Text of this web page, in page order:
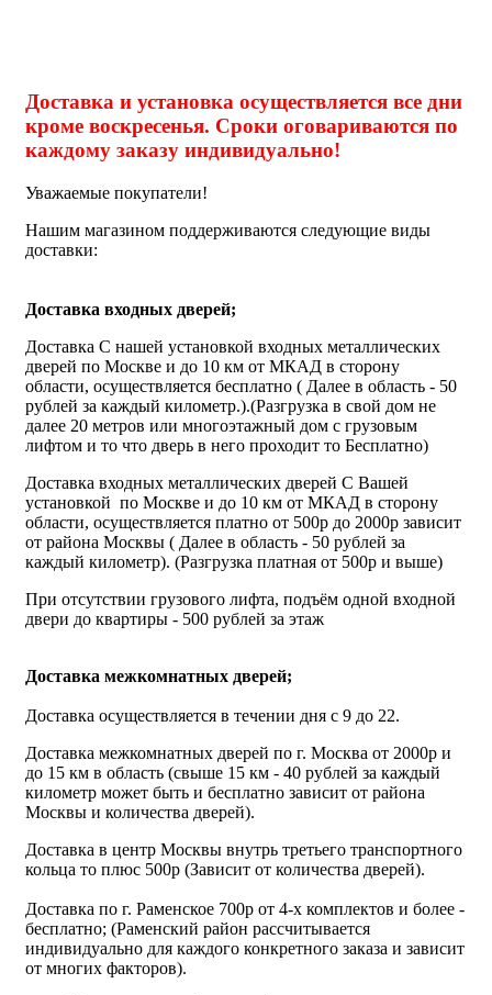
Доставка и установка осуществляется все дни
кроме воскресенья. Сроки оговариваются по
каждому заказу индивидуально!
Уважаемые покупатели!
Нашим магазином поддерживаются следующие виды
доставки:
Доставка входных дверей;
Доставка С нашей установкой входных металлических
дверей по Москве и до 10 км от МКАД в сторону
области, осуществляется бесплатно ( Далее в область - 50
рублей за каждый километр.).(Разгрузка в свой дом не
далее 20 метров или многоэтажный дом с грузовым
лифтом и то что дверь в него проходит то Бесплатно)
Доставка входных металлических дверей С Вашей
установкой по Москве и до 10 км от МКАД в сторону
области, осуществляется платно от 500р до 2000р зависит
от района Москвы ( Далее в область - 50 рублей за
каждый километр). (Разгрузка платная от 500р и выше)
При отсутствии грузового лифта, подъём одной входной
двери до квартиры - 500 рублей за этаж
Доставка межкомнатных дверей;
Доставка осуществляется в течении дня с 9 до 22.
Доставка межкомнатных дверей по г. Москва от 2000р и
до 15 км в область (свыше 15 км - 40 рублей за каждый
километр может быть и бесплатно зависит от района
Москвы и количества дверей).
Доставка в центр Москвы внутрь третьего транспортного
кольца то плюс 500р (Зависит от количества дверей).
Доставка по г. Раменское 700р от 4-х комплектов и более -
бесплатно; (Раменский район рассчитывается
индивидуально для каждого конкретного заказа и зависит
от многих факторов).